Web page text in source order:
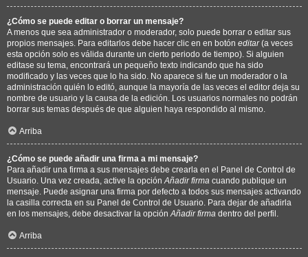
¿Cómo se puede editar o borrar un mensaje?
A menos que sea administrador o moderador, solo puede borrar o editar sus
propios mensajes. Para editarlos debe hacer clic en en botón editar(a veces
esta opción solo es válida durante un cierto periodo de tiempo). Si alguien
editase su tema, encontrará un pequeño texto indicando que ha sido
modificado y las veces que lo ha sido. No aparece si fue un moderador o la
administración quién lo editó, aunque la mayoría de las veces el editor deja su
nombre de usuario y la causa de la edición. Los usuarios normales no podrán
borrar sus temas después de que alguien haya respondido al mismo.
Arriba
¿Cómo se puede añadir una firma a mi mensaje?
Para añadir una firma a sus mensajes debe crearla en el Panel de Control de
Usuario. Una vez creada, active la opción Añadir firma cuando publique un
mensaje. Puede asignar una firma por defecto a todos sus mensajes activando
la casilla correcta en su Panel de Control de Usuario. Para dejar de añadirla
en los mensajes, debe desactivar la opción Añadir firma dentro del perfil.
Arriba